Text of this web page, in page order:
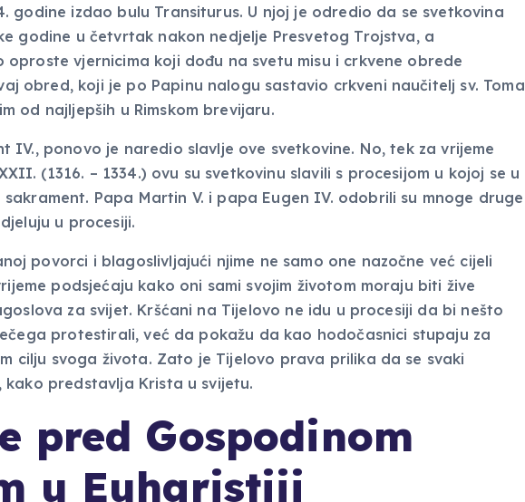
godine izdao bulu Transiturus. U njoj je odredio da se svetkovina
godine u četvrtak nakon nedjelje Presvetog Trojstva, a
vjernicima koji dođu na svetu misu i crkvene obrede
obred, koji je po Papinu nalogu sastavio crkveni naučitelj sv. Toma
od najljepših u Rimskom brevijaru.
IV., ponovo je naredio slavlje ove svetkovine. No, tek za vrijeme
(1316. – 1334.) ovu su svetkovinu slavili s procesijom u kojoj se u
Papa Martin V. i papa Eugen IV. odobrili su mnoge druge
u procesiji.
povorci i blagoslivljajući njime ne samo one nazočne već cijeli
podsjećaju kako oni sami svojim životom moraju biti žive
za svijet. Kršćani na Tijelovo ne idu u procesiji da bi nešto
protestirali, već da pokažu da kao hodočasnici stupaju za
cilju svoga života. Zato je Tijelovo prava prilika da se svaki
predstavlja Krista u svijetu.
pred Gospodinom
u Euharistiji